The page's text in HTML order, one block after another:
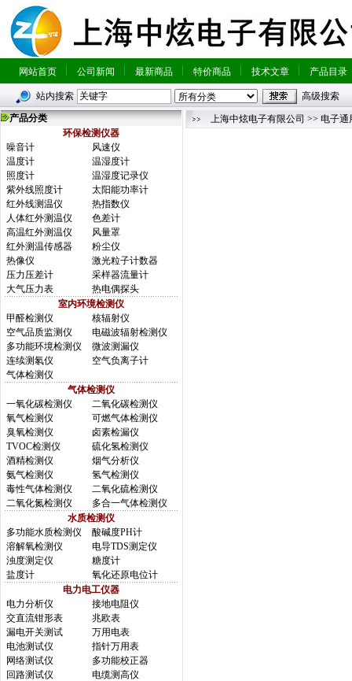
网站首页 公司新闻 最新商品 特价商品 技术文章 产品目录
站内搜索
高级搜索
产品分类
环保检测仪器
噪音计
风速仪
温度计
温湿度计
照度计
温湿度记录仪
紫外线照度计
太阳能功率计
红外线测温仪
热指数仪
人体红外测温仪
色差计
高温红外测温仪
风量罩
红外测温传感器
粉尘仪
热像仪
激光粒子计数器
压力压差计
采样器流量计
大气压力表
热电偶探头
室内环境检测仪
甲醛检测仪
核辐射仪
空气品质监测仪
电磁波辐射检测仪
多功能环境检测仪
微波测漏仪
连续测氡仪
空气负离子计
气体检测仪
气体检测仪
一氧化碳检测仪
二氧化碳检测仪
氧气检测仪
可燃气体检测仪
臭氧检测仪
卤素检漏仪
TVOC检测仪
硫化氢检测仪
酒精检测仪
烟气分析仪
氨气检测仪
氢气检测仪
毒性气体检测仪
二氧化硫检测仪
二氧化氮检测仪
多合一气体检测仪
水质检测仪
多功能水质检测仪
酸碱度PH计
溶解氧检测仪
电导TDS测定仪
浊度测定仪
糖度计
盐度计
氧化还原电位计
电力电工仪器
电力分析仪
接地电阻仪
交直流钳形表
兆欧表
漏电开关测试
万用电表
电池测试仪
指针万用表
网络测试仪
多功能校正器
回路测试仪
电缆测高仪
上海中炫电子有限公司 >> 电子通